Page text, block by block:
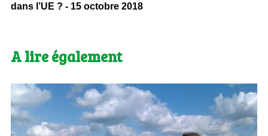
dans l’UE ? - 15 octobre 2018
A lire également